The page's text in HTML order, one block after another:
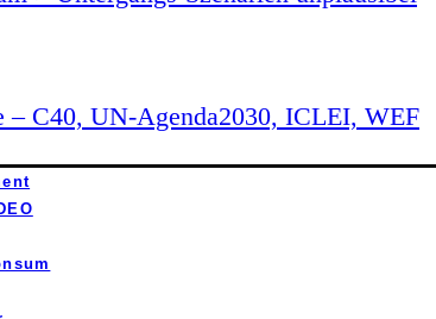
– C40, UN-Agenda2030, ICLEI, WEF